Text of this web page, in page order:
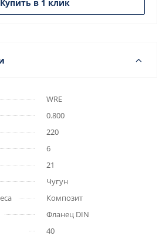
Купить в 1 клик
WRE
0.800
220
6
21
Чугун
Композит
Фланец DIN
40